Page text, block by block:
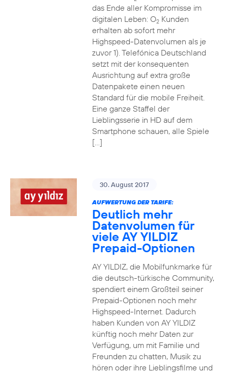
das Ende aller Kompromisse im
digitalen Leben: O2Kunden
erhalten ab sofort mehr
Highspeed-Datenvolumen als je
zuvor 1). Telefónica Deutschland
setzt mit der konsequenten
Ausrichtung auf extra große
Datenpakete einen neuen
Standard für die mobile Freiheit.
Eine ganze Staffel der
Lieblingsserie in HD auf dem
Smartphone schauen, alle Spiele
[…]
30. August 2017
AUFWERTUNG DER TARIFE:
Deutlich mehr
Datenvolumen für
viele AY YILDIZ
Prepaid-Optionen
AY YILDIZ, die Mobilfunkmarke für
die deutsch-türkische Community,
spendiert einem Großteil seiner
Prepaid-Optionen noch mehr
Highspeed-Internet. Dadurch
haben Kunden von AY YILDIZ
künftig noch mehr Daten zur
Verfügung, um mit Familie und
Freunden zu chatten, Musik zu
hören oder ihre Lieblingsfilme und